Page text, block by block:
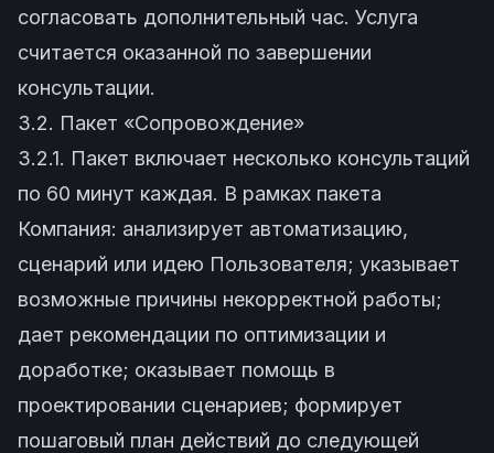
согласовать дополнительный час. Услуга
считается оказанной по завершении
консультации.
3.2. Пакет «Сопровождение»
3.2.1. Пакет включает несколько консультаций
по 60 минут каждая. В рамках пакета
Компания: анализирует автоматизацию,
сценарий или идею Пользователя; указывает
возможные причины некорректной работы;
дает рекомендации по оптимизации и
доработке; оказывает помощь в
проектировании сценариев; формирует
пошаговый план действий до следующей